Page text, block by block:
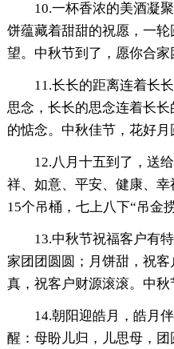
10.一杯香浓的美酒凝
饼蕴藏着甜甜的祝愿，一
望。中秋节到了，愿你合家
11.长长的距离连着长
思念，长长的思念连着长
的惦念。中秋佳节，花好月
12.八月十五到了，送
祥、如意、平安、健康、
15个吊桶，七上八下“吊金
13.中秋节祝福客户有
家团团圆圆；月饼甜，祝
真，祝客户财源滚滚。中秋
14.朝阳迎皓月，皓月
醒：母盼儿归，儿思母，